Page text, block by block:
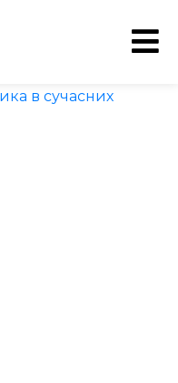
MGA: guida
в сучасних